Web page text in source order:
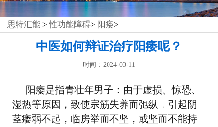
思特汇能 >性功能障碍> 阳痿>
中医如何辩证治疗阳痿呢？
时间：2024-03-11
阳痿是指青壮年男子：由于虚损、惊恐、
湿热等原因，致使宗筋失养而弛纵，引起阴
茎痿弱不起，临房举而不坚，或坚而不能持